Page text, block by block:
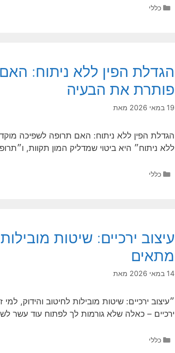
קטגוריות
כללי
הגדלת הפין ללא ניתוח:
פותרת את הבעיה
19 במאי 2026 מאת
הגדלת הפין ללא ניתוח: האם תרופה לשפיכה
ללא ניתוח״ היא ביטוי שמדליק המון תקוות,
קטגוריות
כללי
עיצוב ירכיים: שיטות
מתאים
14 במאי 2026 מאת
״עיצוב ירכיים: שיטות מובילות לחיטוב והידוק,
ירכיים – כאלה שלא גורמות לך לפתוח עוד עשר
קטגוריות
כללי